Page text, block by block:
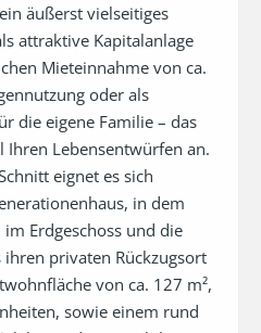
äußerst vielseitiges
attraktive Kapitalanlage
Mieteinnahme von ca.
oder als
die eigene Familie – das
Ihren Lebensentwürfen an.
eignet es sich
in dem
Erdgeschoss und die
privaten Rückzugsort
von ca. 127 m²,
sowie einem rund